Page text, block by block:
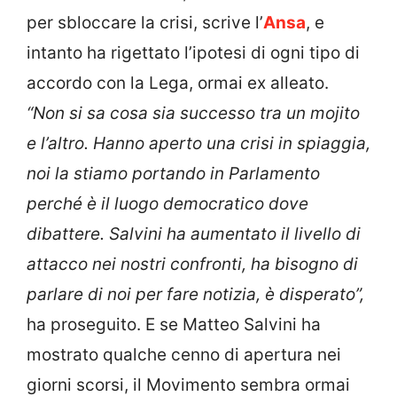
per sbloccare la crisi, scrive l’Ansa, e
intanto ha rigettato l’ipotesi di ogni tipo di
accordo con la Lega, ormai ex alleato.
“Non si sa cosa sia successo tra un mojito
e l’altro. Hanno aperto una crisi in spiaggia,
noi la stiamo portando in Parlamento
perché è il luogo democratico dove
dibattere. Salvini ha aumentato il livello di
attacco nei nostri confronti, ha bisogno di
parlare di noi per fare notizia, è disperato”,
ha proseguito. E se Matteo Salvini ha
mostrato qualche cenno di apertura nei
giorni scorsi, il Movimento sembra ormai